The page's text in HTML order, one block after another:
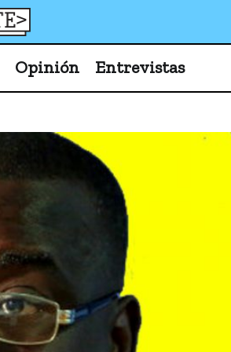
Opinión Entrevistas